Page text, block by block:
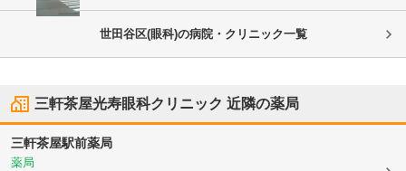
世田谷区(眼科)の病院・クリニック一覧
三軒茶屋光寿眼科クリニック 近隣の薬局
三軒茶屋駅前薬局
薬局